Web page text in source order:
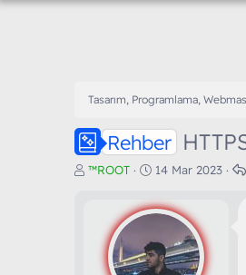
Tasarım, Programlama,
Rehber
K
™ROOT
B
ş
l
n
g
14 Mar 2023